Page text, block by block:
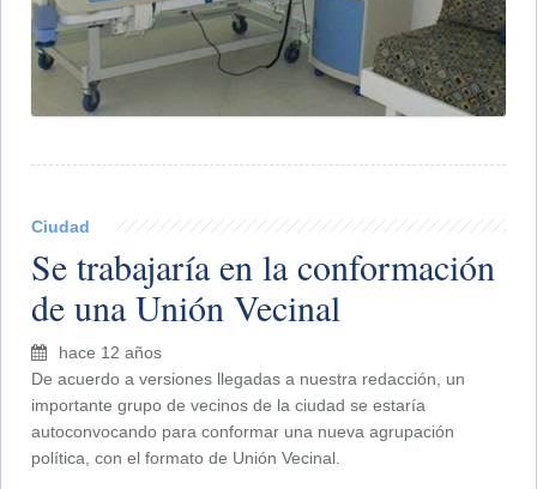
Ciudad
Se trabajaría en la conformación
de una Unión Vecinal
hace 12 años
De acuerdo a versiones llegadas a nuestra redacción, un
importante grupo de vecinos de la ciudad se estaría
autoconvocando para conformar una nueva agrupación
política, con el formato de Unión Vecinal.